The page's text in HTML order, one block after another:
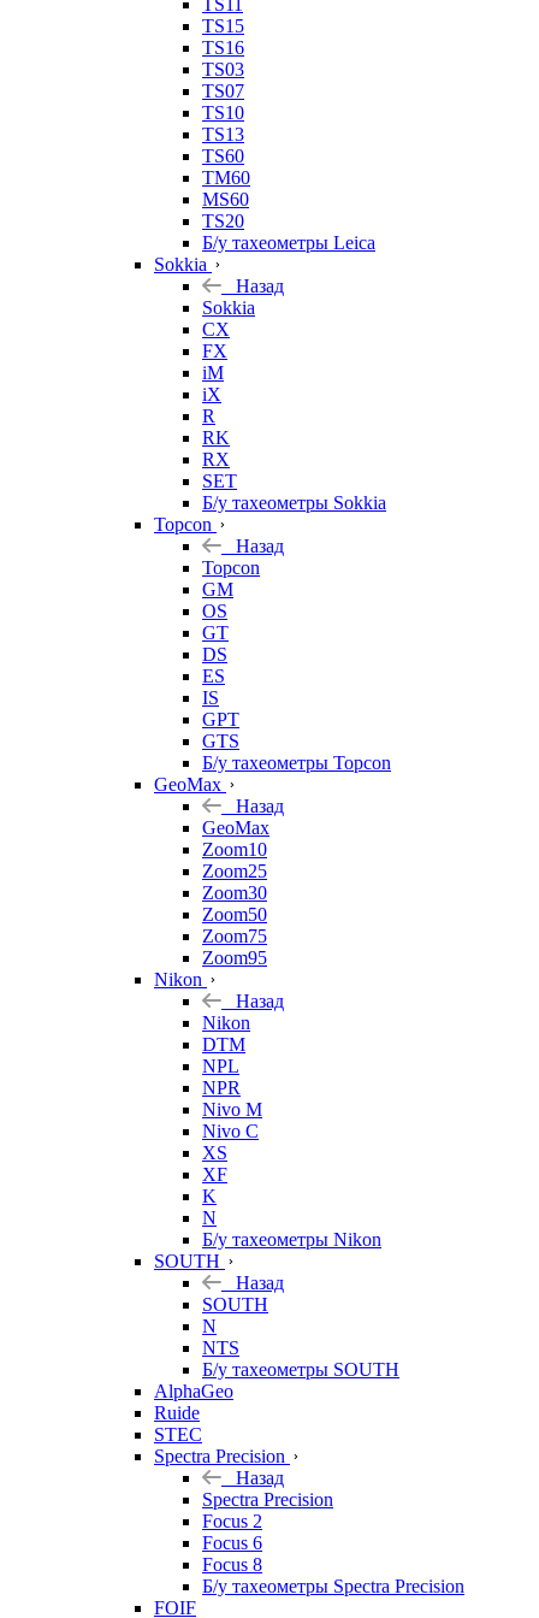
TS11
TS15
TS16
TS03
TS07
TS10
TS13
TS60
TM60
MS60
TS20
Б/у тахеометры Leica
Sokkia
Назад
Sokkia
CX
FX
iM
iX
R
RK
RX
SET
Б/у тахеометры Sokkia
Topcon
Назад
Topcon
GM
OS
GT
DS
ES
IS
GPT
GTS
Б/у тахеометры Topcon
GeoMax
Назад
GeoMax
Zoom10
Zoom25
Zoom30
Zoom50
Zoom75
Zoom95
Nikon
Назад
Nikon
DTM
NPL
NPR
Nivo M
Nivo C
XS
XF
K
N
Б/у тахеометры Nikon
SOUTH
Назад
SOUTH
N
NTS
Б/у тахеометры SOUTH
AlphaGeo
Ruide
STEC
Spectra Precision
Назад
Spectra Precision
Focus 2
Focus 6
Focus 8
Б/у тахеометры Spectra Precision
FOIF